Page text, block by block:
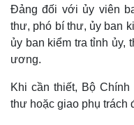
Đảng đối với ủy viên
thư, phó bí thư, ủy ban
ủy ban kiểm tra tỉnh ủy,
ương.
Khi cần thiết, Bộ
thư hoặc giao phụ trách